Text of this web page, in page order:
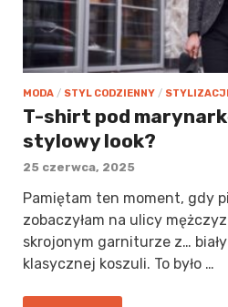
MODA / STYL CODZIENNY /
T-shirt pod
stylowy look?
25 czerwca, 2025
Pamiętam ten moment, gdy
zobaczyłam na ulicy
skrojonym garniturze z…
klasycznej koszuli. To było …